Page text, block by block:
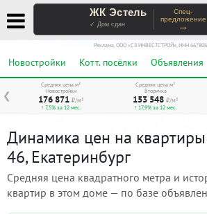
ЖК Эстель
✓ Дом сдан
Спец-
предложение
→
Реклама. ООО «СЗ ИНВЕСТСТРОЙ», ИНН
Новостройки Котт. посёлки Объявления
❮
Средняя цена м²
Новостройки
176 871 ₽/м²
↑ 7,5% за 12 мес.
Средняя цена м²
Вторичка
153 548 ₽/м²
↑ 17,9% за 12 мес.
Динамика цен на квартиры:
46, Екатеринбург
Средняя цена квадратного метра и
квартир в этом доме — по базе